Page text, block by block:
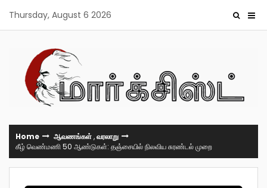
content
Thursday, August 6 2026
Home ஆவணங்கள்,வரலாறு
கீழ் வெண்மணி 50 ஆண்டுகள்: தஞ்சையில் நிலவிய சுரண்டல் முறை